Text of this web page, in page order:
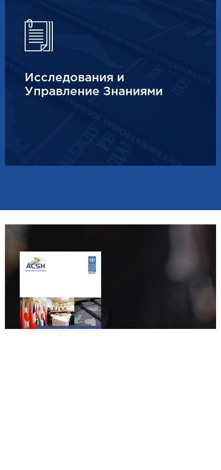
Исследования и
Управление Знаниями